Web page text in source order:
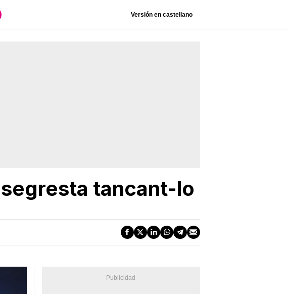
Versión en castellano
tancant-lo